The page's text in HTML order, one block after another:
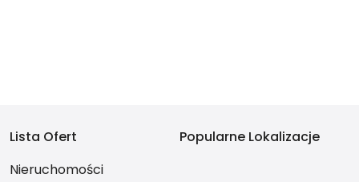
Lista Ofert
Nieruchomości
Popularne Lokalizacje